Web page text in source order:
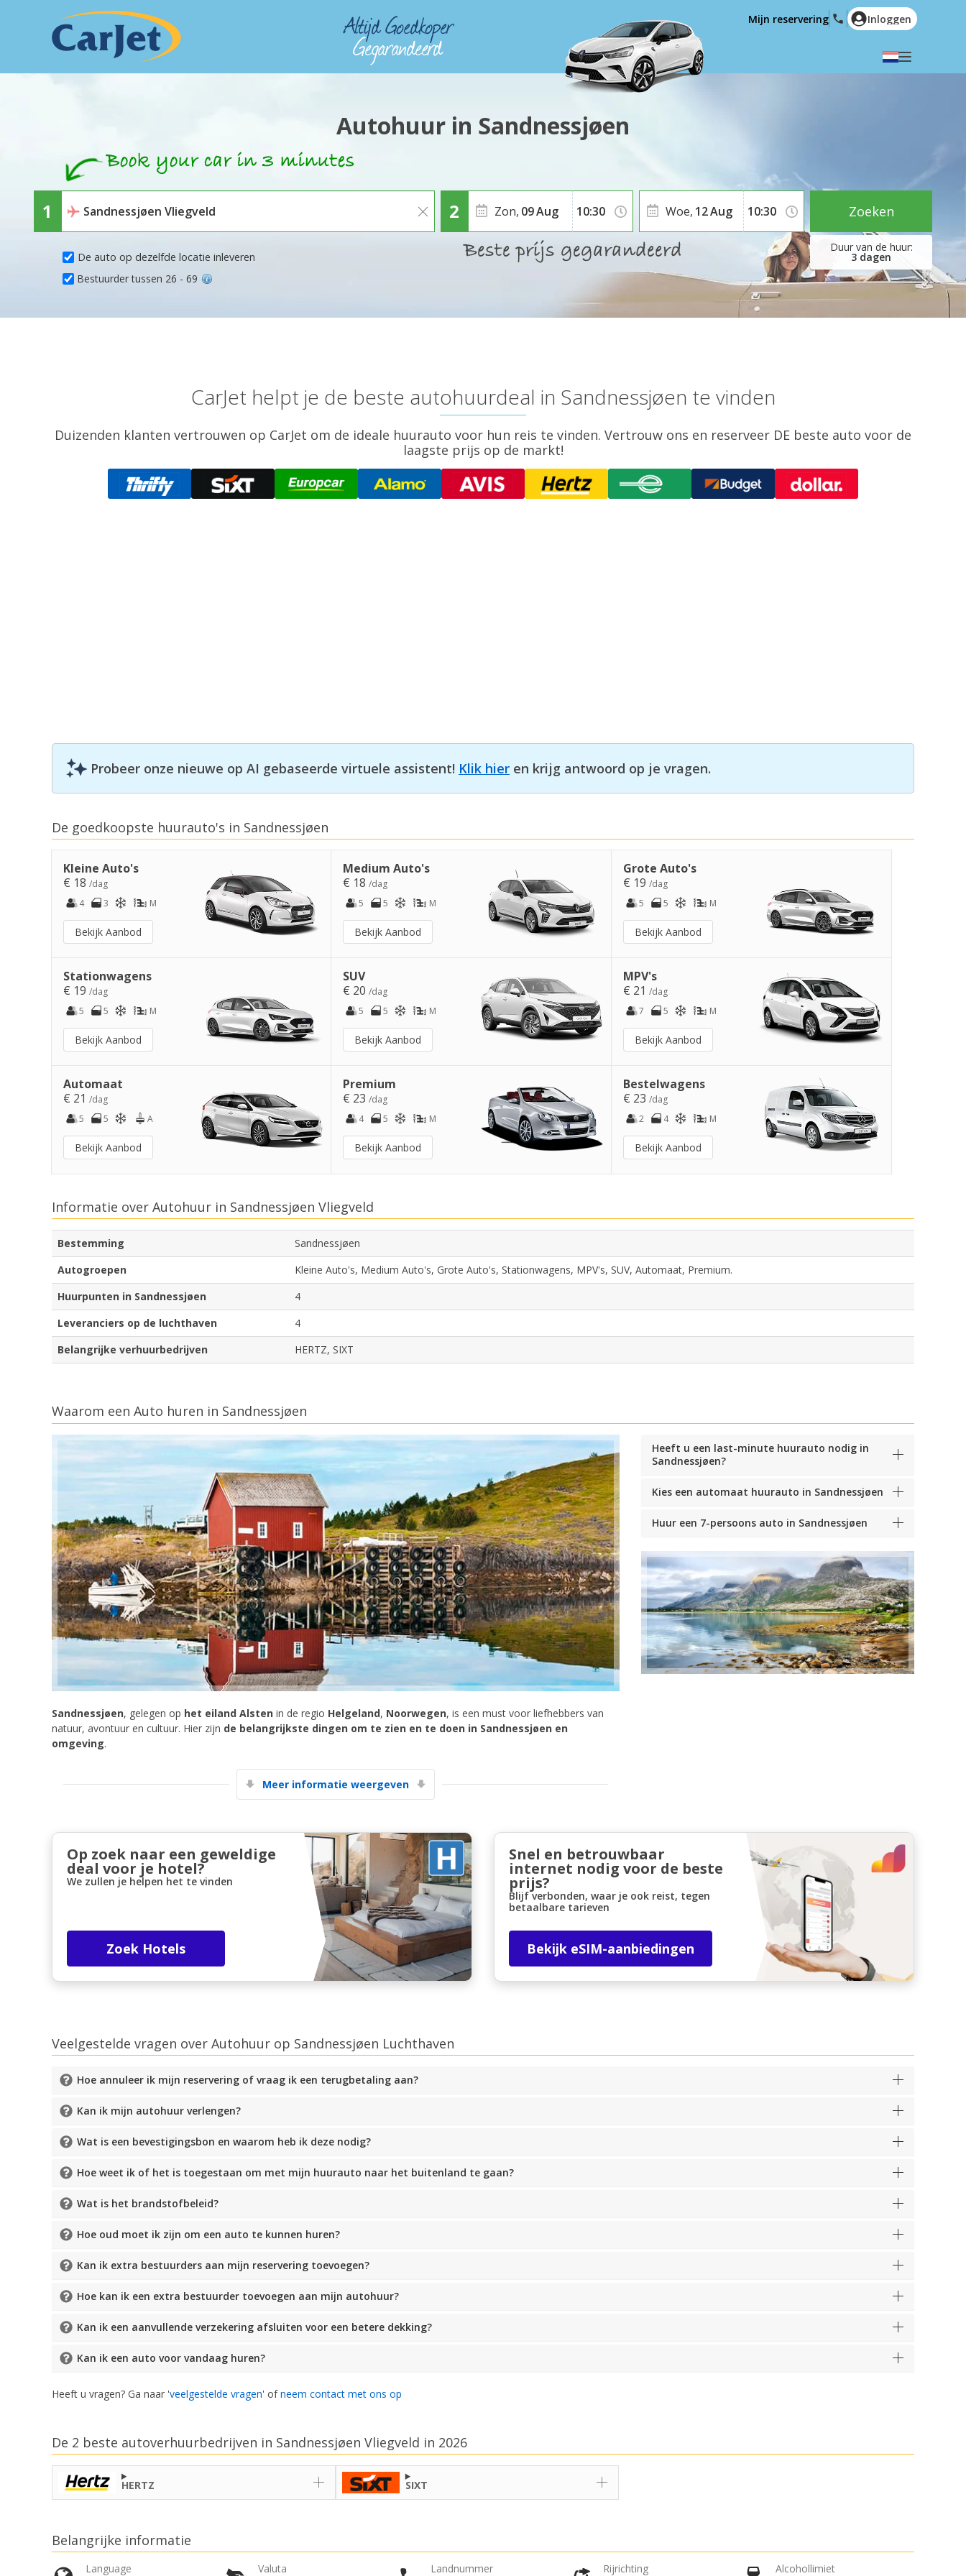
partneraanbiedingen
Inloggen met eLink
English (US)
Polski
Română
Ελληνικά
Hrvatski
العربية
Mijn reservering Inloggen
Autohuur in Sandnessjøen
De auto op dezelfde locatie inleveren
Zon, 09Aug
3 dagen
Woe, 12Aug
Bestuurder tussen 26 - 69
Zoeken
CarJet helpt je de beste autohuurdeal in Sandnessjøen te vinden
Duizenden klanten vertrouwen op CarJet om de ideale huurauto voor hun reis te vinden. Vertrouw ons en reserveer DE beste auto voor de
laagste prijs op de markt!
Probeer onze nieuwe op AI gebaseerde virtuele assistent! Klik hier en krijg antwoord op je vragen.
De goedkoopste huurauto's in Sandnessjøen
Kleine Auto's
€ 18 /dag
4
3 M
Bekijk Aanbod
Medium Auto's
€ 18/dag
5
5 M
Bekijk Aanbod
Grote Auto's
€ 19 /dag
5
5 M
Bekijk Aanbod
Stationwagens
€ 19 /dag
5
5 M
Bekijk Aanbod
SUV
€ 20/dag
5
5 M
Bekijk Aanbod
MPV's
€ 21 /dag
7
5 M
Bekijk Aanbod
Automaat
€ 21 /dag
5
5 A
Bekijk Aanbod
Premium
€ 23/dag
4
5 M
Bekijk Aanbod
Bestelwagens
€ 23 /dag
2
4 M
Bekijk Aanbod
Informatie over Autohuur in Sandnessjøen Vliegveld
Bestemming
Sandnessjøen
Autogroepen
Kleine Auto's, Medium Auto's, Grote Auto's, Stationwagens, MPV's, SUV, Automaat, Premium.
Huurpunten in Sandnessjøen
4
Leveranciers op de luchthaven
4
Belangrijke verhuurbedrijven
HERTZ, SIXT
Waarom een Auto huren in Sandnessjøen
Sandnessjøen, gelegen op het eiland Alsten in de regio Helgeland, Noorwegen, is een must voor liefhebbers van
natuur, avontuur en cultuur. Hier zijn de belangrijkste dingen om te zien en te doen in Sandnessjøen en
omgeving.
Meer informatie weergeven
Heeft u een last-minute huurauto nodig in
Sandnessjøen?
Kies een automaat huurauto in Sandnessjøen
Huur een 7-persoons auto in Sandnessjøen
Op zoek naar een geweldige
deal voor je hotel?
We zullen je helpen het te vinden
Zoek Hotels
Snel en betrouwbaar
internet nodig voor de beste
prijs?
Blijf verbonden, waar je ook reist, tegen
betaalbare tarieven
Bekijk eSIM-aanbiedingen
Veelgestelde vragen over Autohuur op Sandnessjøen Luchthaven
Hoe annuleer ik mijn reservering of vraag ik een terugbetaling aan?
Kan ik mijn autohuur verlengen?
Wat is een bevestigingsbon en waarom heb ik deze nodig?
Hoe weet ik of het is toegestaan om met mijn huurauto naar het buitenland te gaan?
Wat is het brandstofbeleid?
Hoe oud moet ik zijn om een auto te kunnen huren?
Kan ik extra bestuurders aan mijn reservering toevoegen?
Hoe kan ik een extra bestuurder toevoegen aan mijn autohuur?
Kan ik een aanvullende verzekering afsluiten voor een betere dekking?
Kan ik een auto voor vandaag huren?
Heeft u vragen? Ga naar 'veelgestelde vragen' ofneem contact met ons op
De 2 beste autoverhuurbedrijven in Sandnessjøen Vliegveld in 2026
HERTZ SIXT
Belangrijke informatie
Language Valuta Landnummer Rijrichting Alcohollimiet